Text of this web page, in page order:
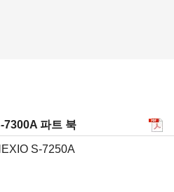
7300A 파트 북
S-7250A